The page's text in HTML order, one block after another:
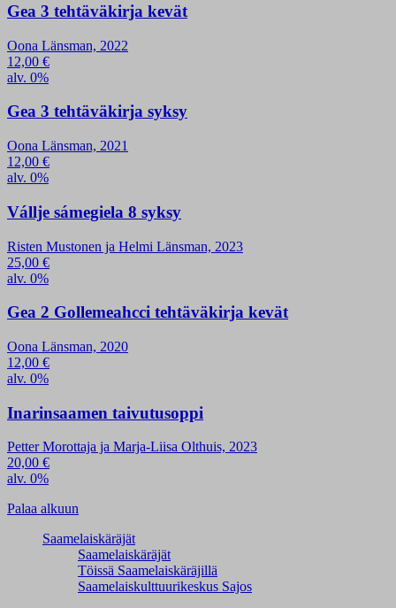
Gea 3 tehtäväkirja kevät
Oona Länsman, 2022
12,00 €
alv. 0%
Gea 3 tehtäväkirja syksy
Oona Länsman, 2021
12,00 €
alv. 0%
Vállje sámegiela 8 syksy
Risten Mustonen ja Helmi Länsman, 2023
25,00 €
alv. 0%
Gea 2 Gollemeahcci tehtäväkirja kevät
Oona Länsman, 2020
12,00 €
alv. 0%
Inarinsaamen taivutusoppi
Petter Morottaja ja Marja-Liisa Olthuis, 2023
20,00 €
alv. 0%
Palaa alkuun
Saamelaiskäräjät
Saamelaiskäräjät
Töissä Saamelaiskäräjillä
Saamelaiskulttuuri­keskus Sajos